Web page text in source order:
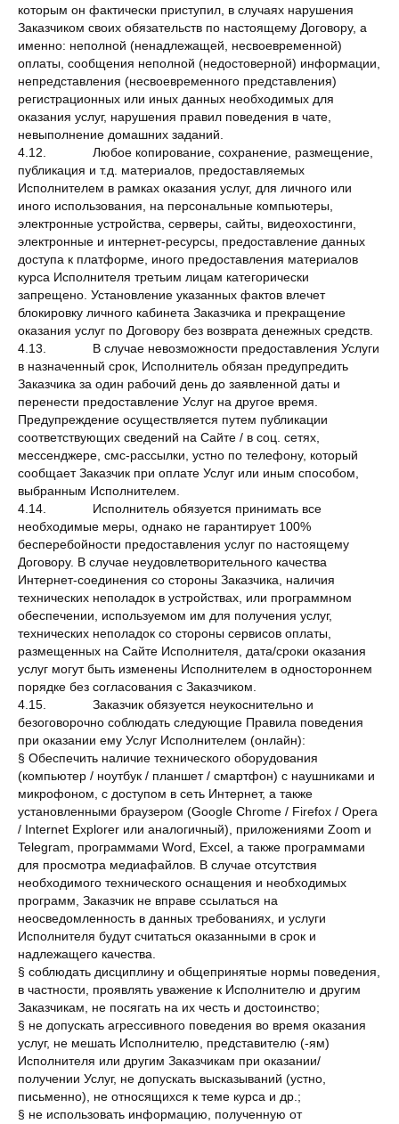
которым он фактически приступил, в случаях нарушения
Заказчиком своих обязательств по настоящему Договору, а
именно: неполной (ненадлежащей, несвоевременной)
оплаты, сообщения неполной (недостоверной) информации,
непредставления (несвоевременного представления)
регистрационных или иных данных необходимых для
оказания услуг, нарушения правил поведения в чате,
невыполнение домашних заданий.
4.12. Любое копирование, сохранение, размещение,
публикация и т.д. материалов, предоставляемых
Исполнителем в рамках оказания услуг, для личного или
иного использования, на персональные компьютеры,
электронные устройства, серверы, сайты, видеохостинги,
электронные и интернет-ресурсы, предоставление данных
доступа к платформе, иного предоставления материалов
курса Исполнителя третьим лицам категорически
запрещено. Установление указанных фактов влечет
блокировку личного кабинета Заказчика и прекращение
оказания услуг по Договору без возврата денежных средств.
4.13. В случае невозможности предоставления Услуги
в назначенный срок, Исполнитель обязан предупредить
Заказчика за один рабочий день до заявленной даты и
перенести предоставление Услуг на другое время.
Предупреждение осуществляется путем публикации
соответствующих сведений на Сайте / в соц. сетях,
мессенджере, смс-рассылки, устно по телефону, который
сообщает Заказчик при оплате Услуг или иным способом,
выбранным Исполнителем.
4.14. Исполнитель обязуется принимать все
необходимые меры, однако не гарантирует 100%
бесперебойности предоставления услуг по настоящему
Договору. В случае неудовлетворительного качества
Интернет-соединения со стороны Заказчика, наличия
технических неполадок в устройствах, или программном
обеспечении, используемом им для получения услуг,
технических неполадок со стороны сервисов оплаты,
размещенных на Сайте Исполнителя, дата/сроки оказания
услуг могут быть изменены Исполнителем в одностороннем
порядке без согласования с Заказчиком.
4.15. Заказчик обязуется неукоснительно и
безоговорочно соблюдать следующие Правила поведения
при оказании ему Услуг Исполнителем (онлайн):
§ Обеспечить наличие технического оборудования
(компьютер / ноутбук / планшет / смартфон) с наушниками и
микрофоном, с доступом в сеть Интернет, а также
установленными браузером (Google Chrome / Firefox / Opera
/ Internet Explorer или аналогичный), приложениями Zoom и
Telegram, программами Word, Excel, а также программами
для просмотра медиафайлов. В случае отсутствия
необходимого технического оснащения и необходимых
программ, Заказчик не вправе ссылаться на
неосведомленность в данных требованиях, и услуги
Исполнителя будут считаться оказанными в срок и
надлежащего качества.
§ соблюдать дисциплину и общепринятые нормы поведения,
в частности, проявлять уважение к Исполнителю и другим
Заказчикам, не посягать на их честь и достоинство;
§ не допускать агрессивного поведения во время оказания
услуг, не мешать Исполнителю, представителю (-ям)
Исполнителя или другим Заказчикам при оказании/
получении Услуг, не допускать высказываний (устно,
письменно), не относящихся к теме курса и др.;
§ не использовать информацию, полученную от